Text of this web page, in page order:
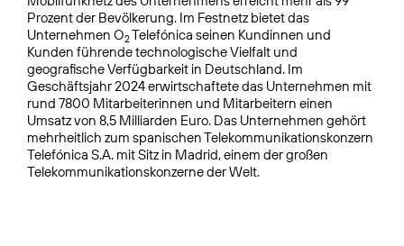
Prozent der Bevölkerung. Im Festnetz bietet das
Unternehmen O2Telefónica seinen Kundinnen und
Kunden führende technologische Vielfalt und
geografische Verfügbarkeit in Deutschland. Im
Geschäftsjahr 2024 erwirtschaftete das Unternehmen mit
rund 7800 Mitarbeiterinnen und Mitarbeitern einen
Umsatz von 8,5 Milliarden Euro. Das Unternehmen gehört
mehrheitlich zum spanischen Telekommunikationskonzern
Telefónica S.A. mit Sitz in Madrid, einem der großen
Telekommunikationskonzerne der Welt.